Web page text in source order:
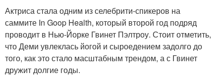
Актриса стала одним из селебрити-спикеров на
саммите In Goop Health, который второй год подряд
проводит в Нью-Йорке Гвинет Пэлтроу. Стоит отметить,
что Деми увлеклась йогой и сыроедением задолго до
того, как это стало масштабным трендом, а с Гвинет
дружит долгие годы.